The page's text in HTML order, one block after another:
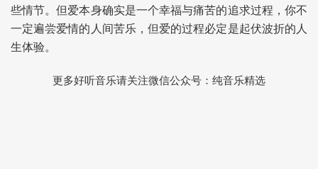
些情节。但爱本身确实是一个幸福与痛苦的追求过程，你不
一定遍尝爱情的人间苦乐，但爱的过程必定是起伏波折的人
生体验。
更多好听音乐请关注微信公众号：纯音乐精选